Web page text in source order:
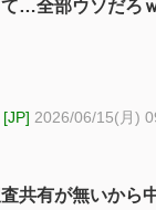
…全部ウソだろ
2026/06/15(月)
共有が無いから